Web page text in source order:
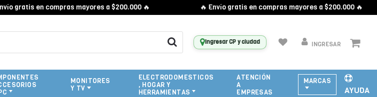
gratis en compras mayores a $200.000 🔥 🔥 Envío gratis en compras mayores a $200.000 🔥
Ingresar CP y ciudad INGRESAR
MONITORES
Y TV
ELECTRODOMESTICOS
, HOGAR Y
HERRAMIENTAS
ATENCIÓN
A
EMPRESAS
MARCAS
AYUDA